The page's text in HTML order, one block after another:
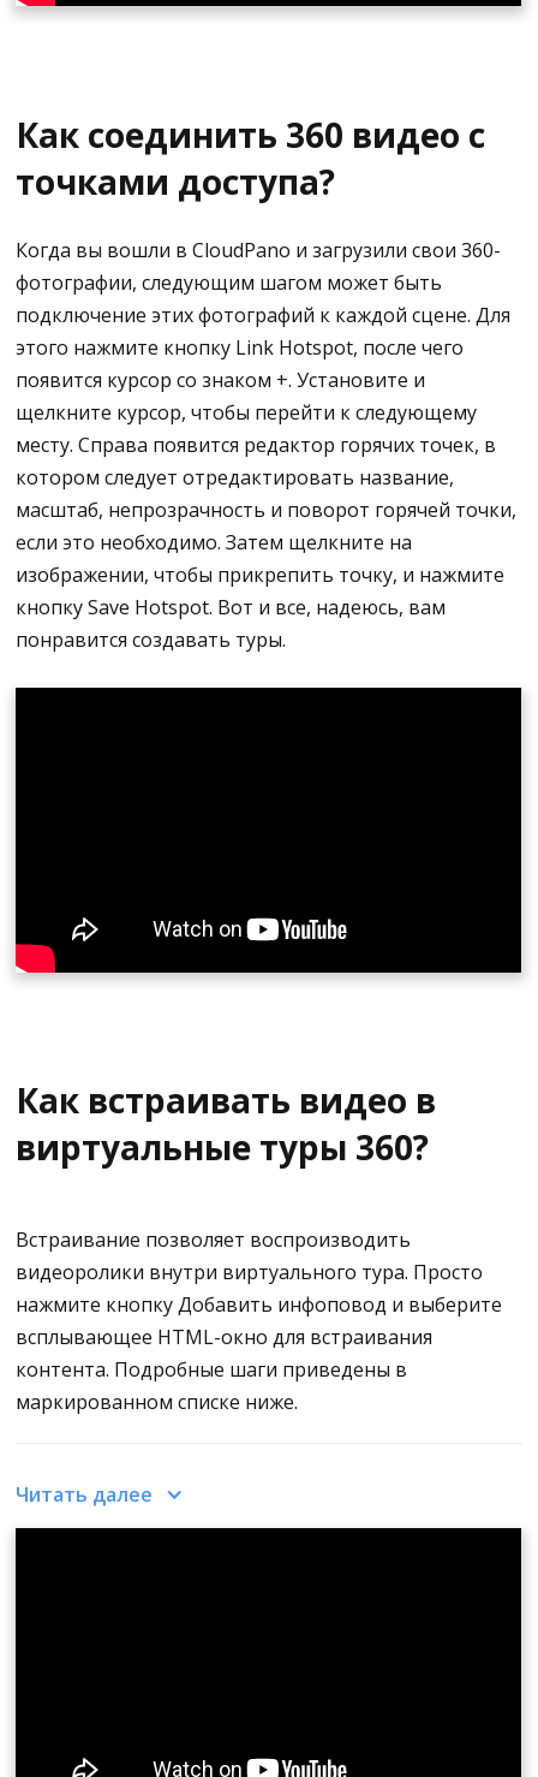
Как соединить 360 видео с
точками доступа?
Когда вы вошли в CloudPano и загрузили свои 360-
фотографии, следующим шагом может быть
подключение этих фотографий к каждой сцене. Для
этого нажмите кнопку Link Hotspot, после чего
появится курсор со знаком +. Установите и
щелкните курсор, чтобы перейти к следующему
месту. Справа появится редактор горячих точек, в
котором следует отредактировать название,
масштаб, непрозрачность и поворот горячей точки,
если это необходимо. Затем щелкните на
изображении, чтобы прикрепить точку, и нажмите
кнопку Save Hotspot. Вот и все, надеюсь, вам
понравится создавать туры.
Как встраивать видео в
виртуальные туры 360?
Встраивание позволяет воспроизводить
видеоролики внутри виртуального тура. Просто
нажмите кнопку Добавить инфоповод и выберите
всплывающее HTML-окно для встраивания
контента. Подробные шаги приведены в
маркированном списке ниже.
Как встраивать контент в виртуальный тур с
Читать далее